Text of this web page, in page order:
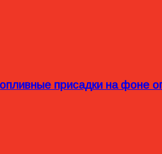
присадки на фоне